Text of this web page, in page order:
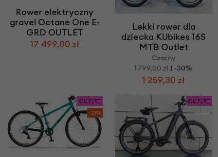
Rower elektryczny
gravel Octane One E-
GRD OUTLET
17 499,00 zł
Lekki rower dla
dziecka KUbikes 16S
MTB Outlet
Czarny
1 799,00 zł | -30%
1 259,30 zł
OUTLET
-13%
OUTLET